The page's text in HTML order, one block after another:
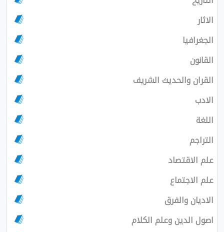
الاثار
الجغرافيا
القانون
القران والحديث الشريف
الادب
اللغة
التراجم
علم الاقتصاد
علم الاجتماع
الاديان والفرق
اصول الدين وعلم الكلام